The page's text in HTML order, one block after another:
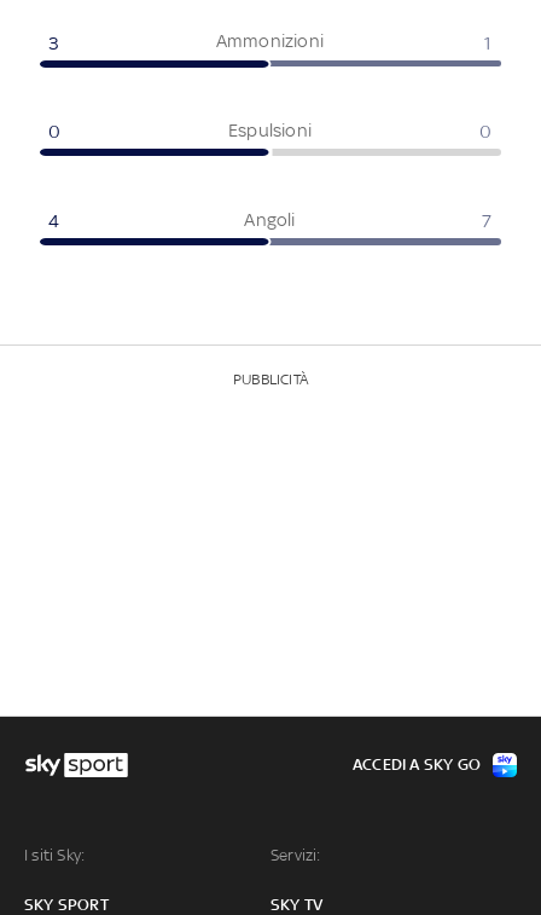
Ammonizioni
3 1
Espulsioni
0 0
Angoli
4 7
PUBBLICITÀ
I siti Sky:
SKY SPORT
Servizi:
SKY TV
ACCEDI A SKY GO